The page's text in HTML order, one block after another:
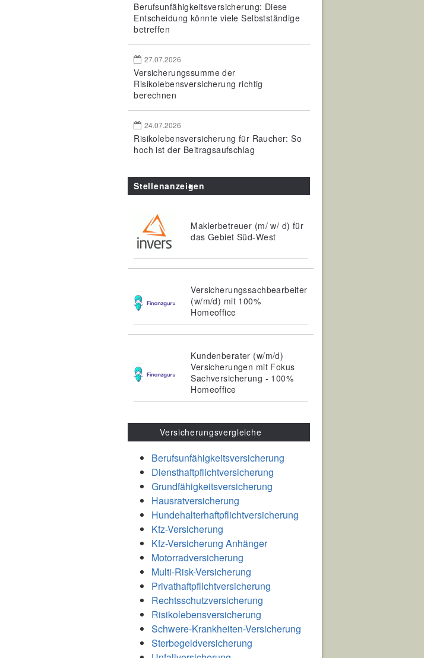
Berufsunfähigkeitsversicherung: Diese
Entscheidung könnte viele Selbstständige
betreffen
27.07.2026
Versicherungssumme der
Risikolebensversicherung richtig
berechnen
24.07.2026
Risikolebensversicherung für Raucher: So
hoch ist der Beitragsaufschlag
Stellenanzeigen
Maklerbetreuer (m/ w/ d) für
das Gebiet Süd-West
Versicherungssachbearbeiter
(w/m/d) mit 100%
Homeoffice
Kundenberater (w/m/d)
Versicherungen mit Fokus
Sachversicherung - 100%
Homeoffice
Versicherungsvergleiche
Berufsunfähigkeitsversicherung
Diensthaftpflichtversicherung
Grundfähigkeitsversicherung
Hausratversicherung
Hundehalterhaftpflichtversicherung
Kfz-Versicherung
Kfz-Versicherung Anhänger
Motorradversicherung
Multi-Risk-Versicherung
Privathaftpflichtversicherung
Rechtsschutzversicherung
Risikolebensversicherung
Schwere-Krankheiten-Versicherung
Sterbegeldversicherung